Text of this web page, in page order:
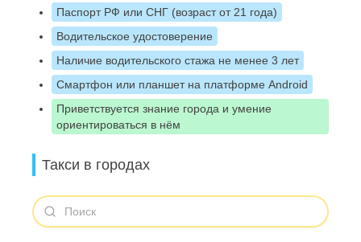
Паспорт РФ или СНГ (возраст от 21 года)
Водительское удостоверение
Наличие водительского стажа не менее 3 лет
Смартфон или планшет на платформе Android
Приветствуется знание города и умение
ориентироваться в нём
Такси в городах